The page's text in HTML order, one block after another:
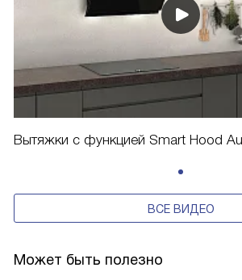
Вытяжки с функцией Smart Hood
ВСЕ ВИДЕО
Может быть полезно